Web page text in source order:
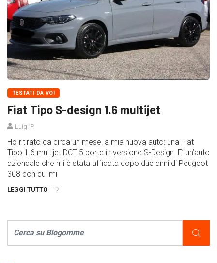
TESTATI DA VOI
Fiat Tipo S-design 1.6 multijet
Luigi P.
Ho ritirato da circa un mese la mia nuova auto: una Fiat
Tipo 1.6 multijet DCT 5 porte in versione S-Design. E’ un’auto
aziendale che mi è stata affidata dopo due anni di Peugeot
308 con cui mi
LEGGI TUTTO